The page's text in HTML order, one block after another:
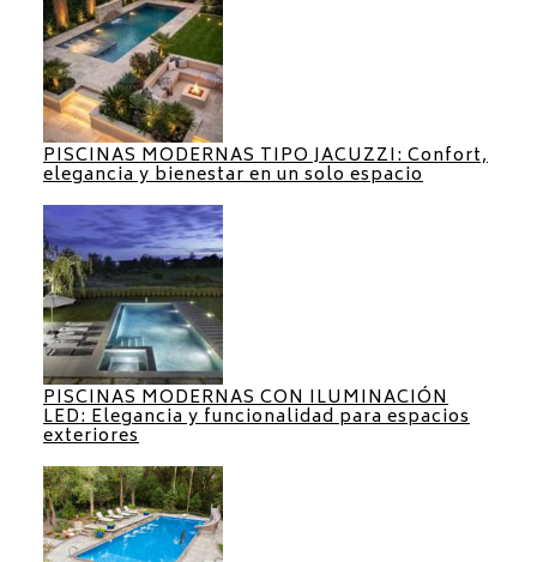
PISCINAS MODERNAS TIPO JACUZZI: Confort,
elegancia y bienestar en un solo espacio
PISCINAS MODERNAS CON ILUMINACIÓN
LED: Elegancia y funcionalidad para espacios
exteriores